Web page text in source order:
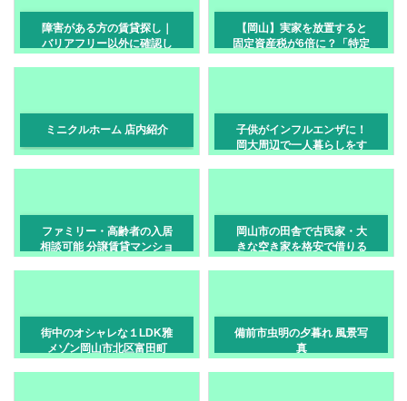
障害がある方の賃貸探し｜
バリアフリー以外に確認し
【岡山】実家を放置すると
固定資産税が6倍に？「特定
ミニクルホーム 店内紹介
子供がインフルエンザに！
岡大周辺で一人暮らしをす
ファミリー・高齢者の入居
相談可能 分譲賃貸マンショ
岡山市の田舎で古民家・大
きな空き家を格安で借りる
街中のオシャレな１LDK雅
メゾン岡山市北区富田町
備前市虫明の夕暮れ 風景写
真